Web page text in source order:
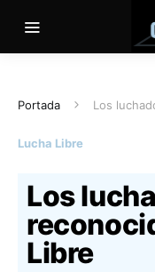
Portada Los
Lucha Libre
Los
Libre